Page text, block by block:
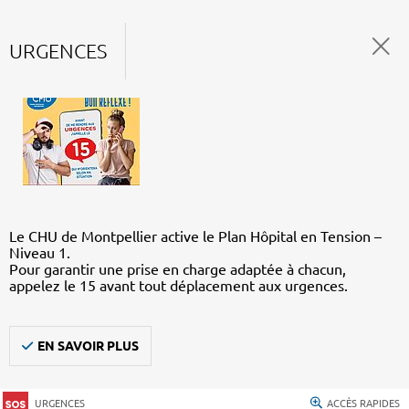
URGENCES
Le CHU de Montpellier active le Plan Hôpital en Tension –
Niveau 1.
Pour garantir une prise en charge adaptée à chacun,
appelez le 15 avant tout déplacement aux urgences.
EN SAVOIR PLUS
URGENCES ACCÈS RAPIDES